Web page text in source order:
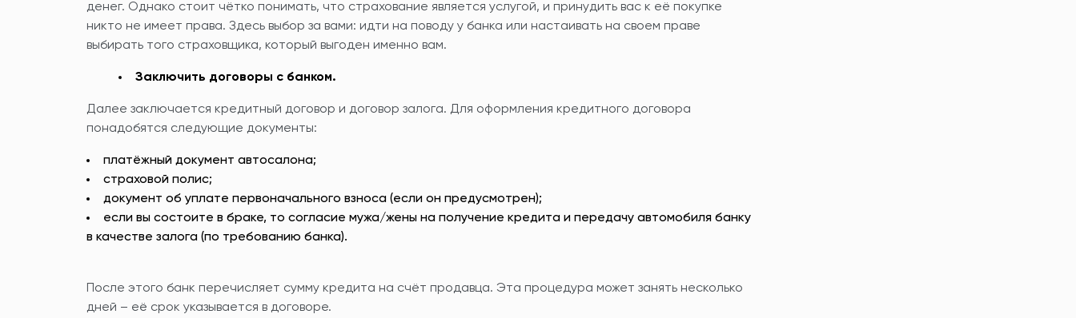
денег. Однако стоит чётко понимать, что страхование является услугой, и принудить вас к её покупке
никто не имеет права. Здесь выбор за вами: идти на поводу у банка или настаивать на своем праве
выбирать того страховщика, который выгоден именно вам.
Заключить договоры с банком.
Далее заключается кредитный договор и договор залога. Для оформления кредитного договора
понадобятся следующие документы:
платёжный документ автосалона;
страховой полис;
документ об уплате первоначального взноса (если он предусмотрен);
если вы состоите в браке, то согласие мужа/жены на получение кредита и передачу автомобиля банку
в качестве залога (по требованию банка).
После этого банк перечисляет сумму кредита на счёт продавца. Эта процедура может занять несколько
дней – её срок указывается в договоре.